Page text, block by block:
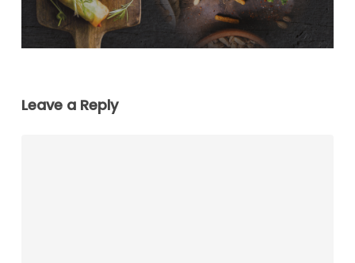
Leave a Reply